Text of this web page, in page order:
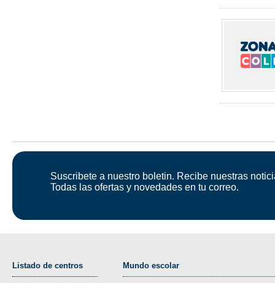
Suscribete a nuestro boletin. Recibe nuestras
Todas las ofertas y novedades en tu correo.
Listado de centros Mundo escolar